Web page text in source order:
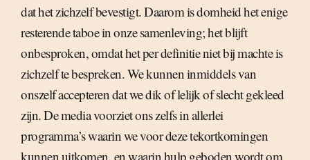
dat het zichzelf bevestigt. Daarom is domheid het enige
resterende taboe in onze samenleving; het blijft
onbesproken, omdat het per definitie niet bij machte is
zichzelf te bespreken. We kunnen inmiddels van
onszelf accepteren dat we dik of lelijk of slecht gekleed
zijn. De media voorziet ons zelfs in allerlei
programma’s waarin we voor deze tekortkomingen
kunnen uitkomen, en waarin hulp geboden wordt om